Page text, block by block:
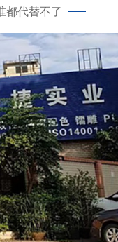
都代替不了